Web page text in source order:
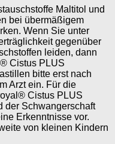
Maltitol und
bei übermäßigem
Wenn Sie unter
gegenüber
leiden, dann
Cistus PLUS
bitte erst nach
Arzt ein. Für die
Cistus PLUS
der Schwangerschaft
Erkenntnisse vor.
von kleinen Kindern